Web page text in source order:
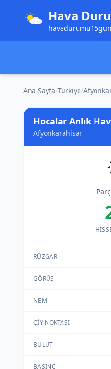
Hava
Ana Sayfa/Türkiye/
Hocalar Anlık
Afyonkarahisar
RÜZGAR
GÖRÜŞ
NEM
ÇIY NOKTASI
BULUT
BASINÇ